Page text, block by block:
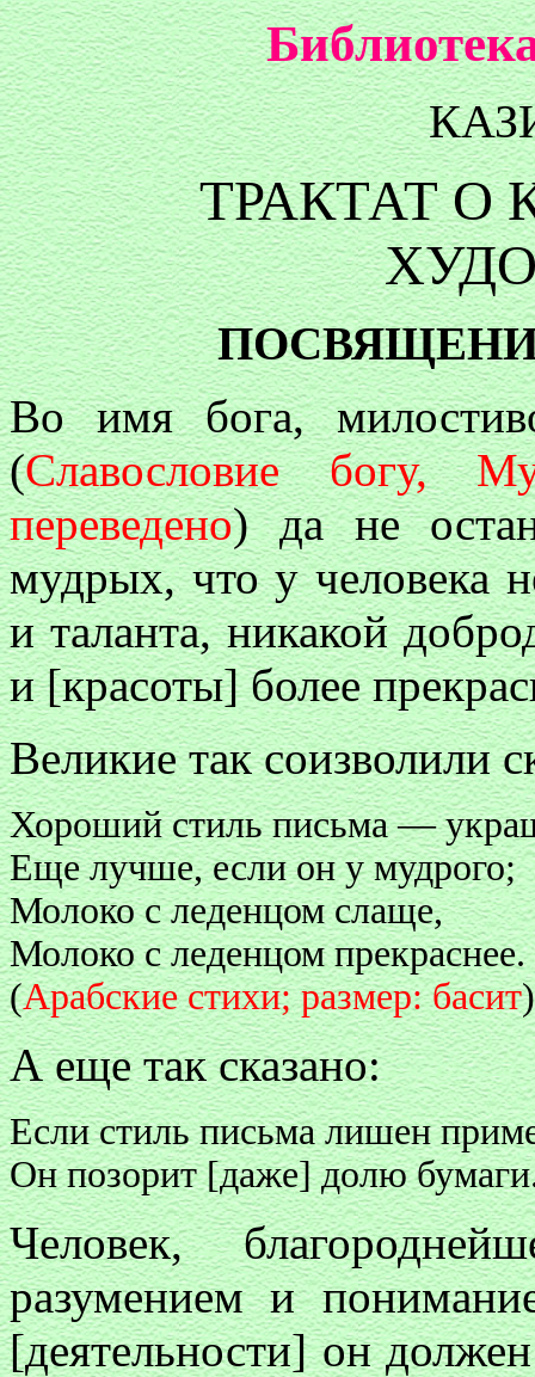
ТРАКТАТ О
Во имя бога,
(Славословие богу,
переведено) да не
мудрых, что у человека
и таланта, никакой
и [красоты] более
Великие так соизволили
Хороший стиль письма —
Еще лучше, если он у мудрого;
Молоко с леденцом слаще,
Молоко с леденцом прекраснее.
(Арабские стихи; размер: басит)
А еще так сказано:
Если стиль письма лишен
Он позорит [даже] долю
Человек,
разумением и
[деятельности] он